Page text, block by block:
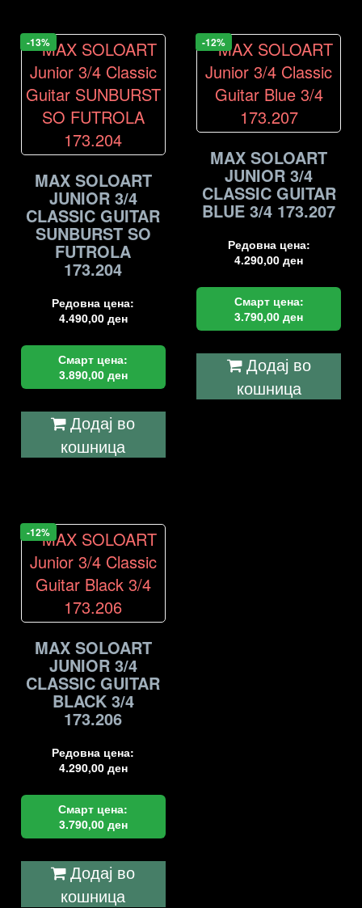
-13%
MAX SOLOART
JUNIOR 3/4
CLASSIC GUITAR
SUNBURST SO
FUTROLA
173.204
Редовна цена:
4.490,00 ден
Смарт цена:
3.890,00 ден
Додај во
кошница
-12%
MAX SOLOART
JUNIOR 3/4
CLASSIC GUITAR
BLUE 3/4 173.207
Редовна цена:
4.290,00ден
Смарт цена:
3.790,00ден
Додај во
кошница
-12%
MAX SOLOART
JUNIOR 3/4
CLASSIC GUITAR
BLACK 3/4
173.206
Редовна цена:
4.290,00 ден
Смарт цена:
3.790,00 ден
Додај во
кошница